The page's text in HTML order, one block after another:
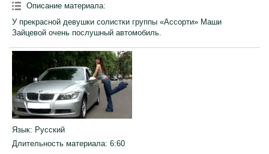
Описание материала:
У прекрасной девушки солистки группы «Ассорти» Маши
Зайцевой очень послушный автомобиль.
Язык: Русский
Длительность материала: 6:60